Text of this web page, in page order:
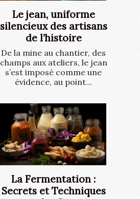
Le jean, uniforme
silencieux des artisans
de l’histoire
De la mine au chantier, des
champs aux ateliers, le jean
s’est imposé comme une
évidence, au point...
La Fermentation :
Secrets et Techniques